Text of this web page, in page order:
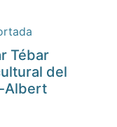
Tébar
del
Albert